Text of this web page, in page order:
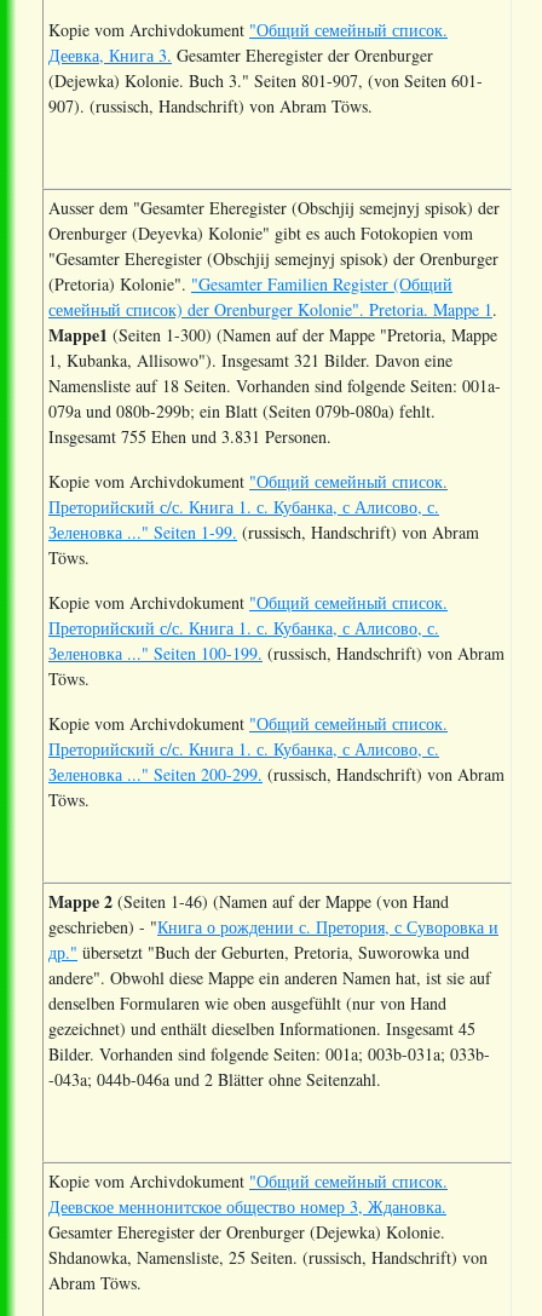
Kopie vom Archivdokument "Общий семейный список.
Деевка, Книга 3. Gesamter Eheregister der Orenburger
(Dejewka) Kolonie. Buch 3." Seiten 801-907, (von Seiten 601-
907). (russisch, Handschrift) von Abram Töws.
Ausser dem "Gesamter Eheregister (Obschjij semejnyj spisok) der
Orenburger (Deyevka) Kolonie" gibt es auch Fotokopien vom
"Gesamter Eheregister (Obschjij semejnyj spisok) der Orenburger
(Pretoria) Kolonie". "Gesamter Familien Register (Общий
семейный список) der Orenburger Kolonie". Pretoria. Mappe 1.
Mappe1 (Seiten 1-300) (Namen auf der Mappe "Pretoria, Mappe
1, Kubanka, Allisowo"). Insgesamt 321 Bilder. Davon eine
Namensliste auf 18 Seiten. Vorhanden sind folgende Seiten: 001a-
079a und 080b-299b; ein Blatt (Seiten 079b-080a) fehlt.
Insgesamt 755 Ehen und 3.831 Personen.
Kopie vom Archivdokument "Общий семейный список.
Преторийский с/с. Книга 1. с. Кубанка, с Алисово, с.
Зеленовка ..." Seiten 1-99. (russisch, Handschrift) von Abram
Töws.
Kopie vom Archivdokument "Общий семейный список.
Преторийский с/с. Книга 1. с. Кубанка, с Алисово, с.
Зеленовка ..." Seiten 100-199. (russisch, Handschrift) von Abram
Töws.
Kopie vom Archivdokument "Общий семейный список.
Преторийский с/с. Книга 1. с. Кубанка, с Алисово, с.
Зеленовка ..." Seiten 200-299. (russisch, Handschrift) von Abram
Töws.
Mappe 2 (Seiten 1-46) (Namen auf der Mappe (von Hand
geschrieben) - "Книга о рождении с. Претория, с Суворовка и
др." übersetzt "Buch der Geburten, Pretoria, Suworowka und
andere". Obwohl diese Mappe ein anderen Namen hat, ist sie auf
denselben Formularen wie oben ausgefühlt (nur von Hand
gezeichnet) und enthält dieselben Informationen. Insgesamt 45
Bilder. Vorhanden sind folgende Seiten: 001a; 003b-031a; 033b-
-043a; 044b-046a und 2 Blätter ohne Seitenzahl.
Kopie vom Archivdokument "Общий семейный список.
Деевское меннонитское общество номер 3, Ждановка.
Gesamter Eheregister der Orenburger (Dejewka) Kolonie.
Shdanowka, Namensliste, 25 Seiten. (russisch, Handschrift) von
Abram Töws.